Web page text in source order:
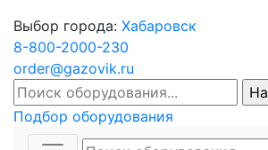
Выбор города: Хабаровск
8-800-2000-230
order@gazovik.ru
Подбор оборудования